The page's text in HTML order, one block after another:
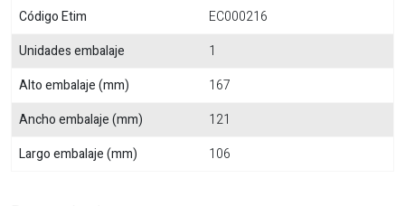
Código Etim
EC000216
Unidades embalaje
1
Alto embalaje (mm)
167
Ancho embalaje (mm)
121
Largo embalaje (mm)
106